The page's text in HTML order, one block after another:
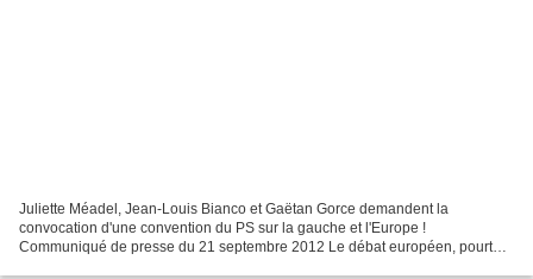
Juliette Méadel, Jean-Louis Bianco et Gaëtan Gorce demandent la
convocation d'une convention du PS sur la gauche et l'Europe !
Communiqué de presse du 21 septembre 2012 Le débat européen, pourtant